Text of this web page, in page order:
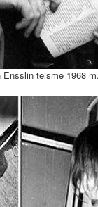
teisme 1968 m.